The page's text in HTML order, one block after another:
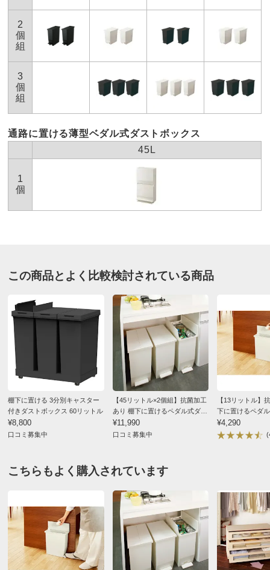
48cm）・重さ1.25g
■素材：本体…ポリプロピレン（抗菌加工）
■背面キャスター付き
ディノスのサイズ
対象にはならないのですが、
ペダルをべったりと踏むと蓋が閉じてくれないのでそこ
に少しストレスを感じました。やさしーく踏んでます。
2025/07/30
商品担当者より
この度はディノスにてお買い上げいただき誠にあり
がとうございます。
頂きましたご意見に関しましては、今後の商品開発
の参考にさせて頂けたらと思います。
今後とも、ディノスをどうぞよろしくお願い申し上
東京都
ふたが、真ん中から両方に開くので、ごみを捨てやすく
て使いやすいです。音も静かで気に入っています。
2023/10/28
ホワイト
東京都
キッチンの棚の下に合うゴミ箱を探していましたのでこ
ダル式で濡れた手でもゴミを簡単に入れる事が出来ま
す。マイナス点はプラスチックなので安っぽく見える事
です。
2022/08/28
2
個
組
3
個
組
通路に置ける薄型ベダル式ダストボックス
45L
1
個
この商品とよく比較検討されている商品
棚下に置ける 3分別キャスター
付きダストボックス 60リットル
¥8,800
口コミ募集中
【45リットル×2個組】抗菌加工
あり 棚下に置けるペダル式ダス
トボックス
¥11,990
口コミ募集中
【13リットル】
下に置けるペダ
クス
¥4,290
こちらもよく購入されています